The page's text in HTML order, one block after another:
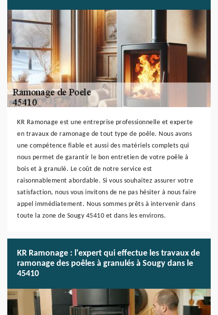
KR Ramonage est une entreprise professionnelle et experte
en travaux de ramonage de tout type de poêle. Nous avons
une compétence fiable et aussi des matériels complets qui
nous permet de garantir le bon entretien de votre poêle à
bois et à granulé. Le coût de notre service est
raisonnablement abordable. Si vous souhaitez assurer votre
satisfaction, nous vous invitons de ne pas hésiter à nous faire
appel immédiatement. Nous sommes prêts à intervenir dans
toute la zone de Sougy 45410 et dans les environs.
KR Ramonage : l'expert qui effectue les travaux de
ramonage des poêles à granulés à Sougy dans le
45410